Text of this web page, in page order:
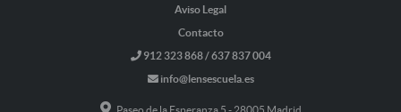
Aviso Legal
Contacto
912 323 868 / 637 837 004
info@lensescuela.es